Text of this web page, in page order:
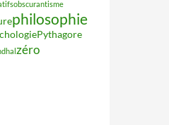
obscurantisme
philosophie
Pythagore
zéro